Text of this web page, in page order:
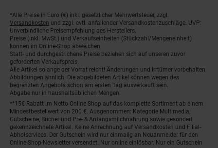
Fußnoten
*Alle Preise in Euro (€) inkl. gesetzlicher Mehrwertsteuer, zzgl.
Versandkosten und zzgl. evtl. anfallender Versandkostenzuschläge. UVP:
Unverbindliche Preisempfehlung des Herstellers.
Preise (inkl. MwSt.) und Verkaufseinheiten (Stückzahl/Mengeneinheit)
können im Online-Shop abweichen.
Statt- und durchgestrichene Preise beziehen sich auf unseren zuvor
geforderten Verkaufspreis.
Alle Artikel solange der Vorrat reicht! Änderungen und Irrtümer vorbehalten.
Abbildungen ähnlich. Die abgebildeten Artikel können wegen des
begrenzten Angebots schon am ersten Tag ausverkauft sein.
Abgabe nur in haushaltsüblichen Mengen!
**15€ Rabatt im Netto Online-Shop auf das komplette Sortiment ab einem
Mindestbestellwert von 200 €. Ausgenommen: Kategorie Multimedia,
Gutscheine, Bücher und Pre- & Anfangsmilchnahrung sowie gesondert
gekennzeichnete Artikel. Keine Anrechnung auf Versandkosten und Filial-
Abholservices. Der Gutschein wird nur einmalig an Neuanmelder für den
Online-Shop-Newsletter versendet. Nur online einlösbar. Nur ein Gutschein